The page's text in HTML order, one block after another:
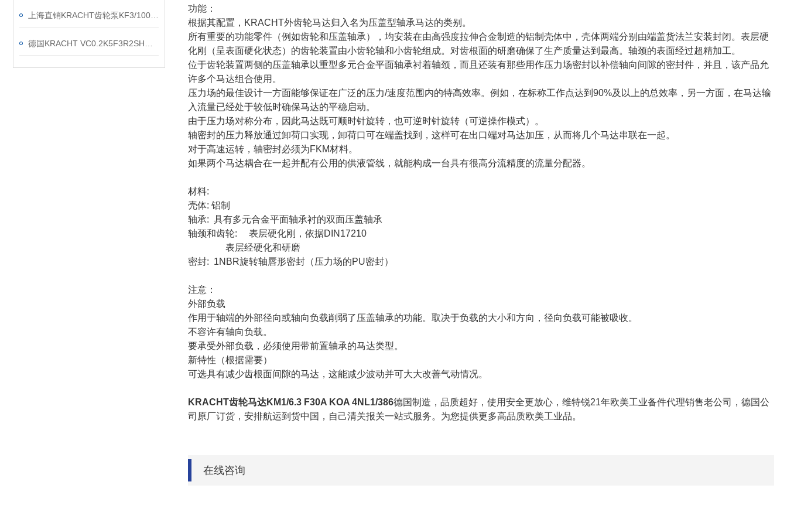
功能：
根据其配置，KRACHT外齿轮马达归入名为压盖型轴承马达的类别。
所有重要的功能零件（例如齿轮和压盖轴承），均安装在由高强度拉伸合金制造的铝制壳体中，壳体两端分别由端盖货法兰安装封闭。表层硬
化刚（呈表面硬化状态）的齿轮装置由小齿轮轴和小齿轮组成。对齿根面的研磨确保了生产质量达到最高。轴颈的表面经过超精加工。
位于齿轮装置两侧的压盖轴承以重型多元合金平面轴承衬着轴颈，而且还装有那些用作压力场密封以补偿轴向间隙的密封件，并且，该产品允
许多个马达组合使用。
压力场的最佳设计一方面能够保证在广泛的压力/速度范围内的特高效率。例如，在标称工作点达到90%及以上的总效率，另一方面，在马达输
入流量已经处于较低时确保马达的平稳启动。
由于压力场对称分布，因此马达既可顺时针旋转，也可逆时针旋转（可逆操作模式）。
轴密封的压力释放通过卸荷口实现，卸荷口可在端盖找到，这样可在出口端对马达加压，从而将几个马达串联在一起。
对于高速运转，轴密封必须为FKM材料。
如果两个马达耦合在一起并配有公用的供液管线，就能构成一台具有很高分流精度的流量分配器。
材料:
壳体: 铝制
轴承: 具有多元合金平面轴承衬的双面压盖轴承
轴颈和齿轮: 表层硬化刚，依据DIN17210
表层经硬化和研磨
密封: 1NBR旋转轴唇形密封（压力场的PU密封）
注意：
外部负载
作用于轴端的外部径向或轴向负载削弱了压盖轴承的功能。取决于负载的大小和方向，径向负载可能被吸收。
不容许有轴向负载。
要承受外部负载，必须使用带前置轴承的马达类型。
新特性（根据需要）
可选具有减少齿根面间隙的马达，这能减少波动并可大大改善气动情况。
KRACHT齿轮马达KM1/6.3 F30A KOA 4NL1/386德国制造，品质超好，使用安全更放心，维特锐21年欧美工业备件代理销售老公司，德国公
司原厂订货，安排航运到货中国，自己清关报关一站式服务。为您提供更多高品质欧美工业品。
在线咨询